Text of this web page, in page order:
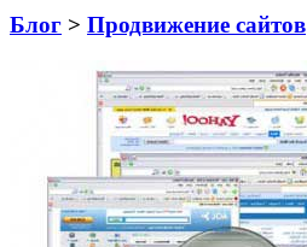
Блог > Продвижение сайтов